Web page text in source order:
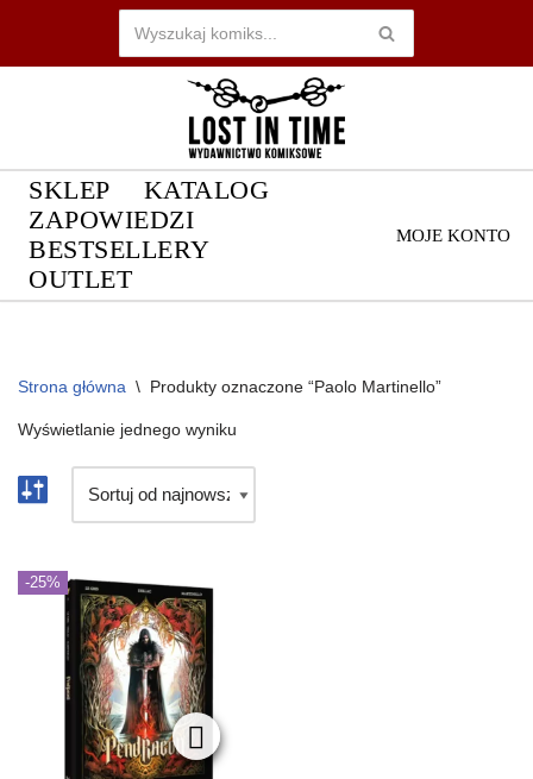
Przejdź
SKLEP
KATALOG
ZAPOWIEDZI
BESTSELLERY
OUTLET
MOJE KONTO
Strona główna \ Produkty oznaczone “Paolo Martinello”
Wyświetlanie jednego wyniku
-25%